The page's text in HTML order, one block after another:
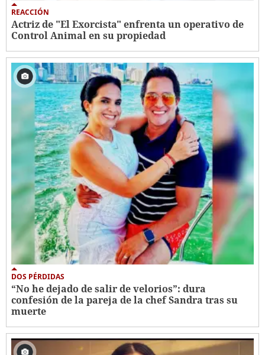
REACCIÓN
Actriz de "El Exorcista" enfrenta un operativo de
Control Animal en su propiedad
DOS PÉRDIDAS
“No he dejado de salir de velorios”: dura
confesión de la pareja de la chef Sandra tras su
muerte